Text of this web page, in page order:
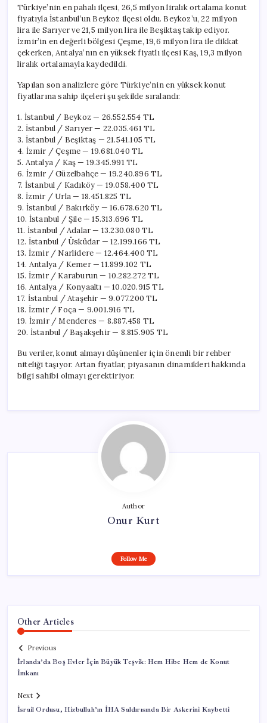
Türkiye’nin en pahalı ilçesi, 26,5 milyon liralık ortalama konut
fiyatıyla İstanbul’un Beykoz ilçesi oldu. Beykoz’u, 22 milyon
lira ile Sarıyer ve 21,5 milyon lira ile Beşiktaş takip ediyor.
İzmir’in en değerli bölgesi Çeşme, 19,6 milyon lira ile dikkat
çekerken, Antalya’nın en yüksek fiyatlı ilçesi Kaş, 19,3 milyon
liralık ortalamayla kaydedildi.
Yapılan son analizlere göre Türkiye’nin en yüksek konut
fiyatlarına sahip ilçeleri şu şekilde sıralandı:
1. İstanbul / Beykoz — 26.552.554 TL
2. İstanbul / Sarıyer — 22.035.461 TL
3. İstanbul / Beşiktaş — 21.541.105 TL
4. İzmir / Çeşme — 19.681.040 TL
5. Antalya / Kaş — 19.345.991 TL
6. İzmir / Güzelbahçe — 19.240.896 TL
7. İstanbul / Kadıköy — 19.058.400 TL
8. İzmir / Urla — 18.451.825 TL
9. İstanbul / Bakırköy — 16.678.620 TL
10. İstanbul / Şile — 15.313.696 TL
11. İstanbul / Adalar — 13.230.080 TL
12. İstanbul / Üsküdar — 12.199.166 TL
13. İzmir / Narlidere — 12.464.400 TL
14. Antalya / Kemer — 11.899.102 TL
15. İzmir / Karaburun — 10.282.272 TL
16. Antalya / Konyaaltı — 10.020.915 TL
17. İstanbul / Ataşehir — 9.077.200 TL
18. İzmir / Foça — 9.001.916 TL
19. İzmir / Menderes — 8.887.458 TL
20. İstanbul / Başakşehir — 8.815.905 TL
Bu veriler, konut almayı düşünenler için önemli bir rehber
niteliği taşıyor. Artan fiyatlar, piyasanın dinamikleri hakkında
bilgi sahibi olmayı gerektiriyor.
Author
Onur Kurt
Follow Me
Other Articles
Previous
İrlanda’da Boş Evler İçin Büyük Teşvik: Hem Hibe Hem de Konut
İmkanı
Next
İsrail Ordusu, Hizbullah’ın İHA Saldırısında Bir Askerini Kaybetti